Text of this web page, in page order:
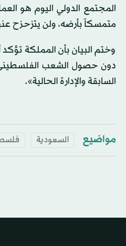
المجتمع الدولي اليوم هو
متمسكاً بأرضه، ولن يتزحزح
وختم البيان بأن المملكة
دون حصول الشعب الفلسطيني
السابقة والإدارة الحالية».
مواضيع السعودية